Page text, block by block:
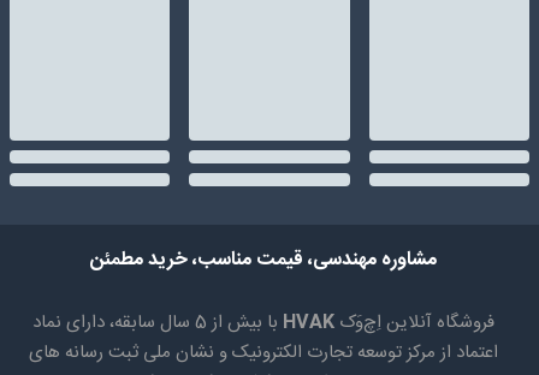
مشاوره مهندسی، قیمت مناسب، خرید مطمئن
فروشگاه آنلاین اِچ‌وَک HVAK
با بیش از 5 سال سابقه، دارای نماد
اعتماد از مرکز توسعه تجارت الکترونیک و نشان ملی ثبت رسانه های